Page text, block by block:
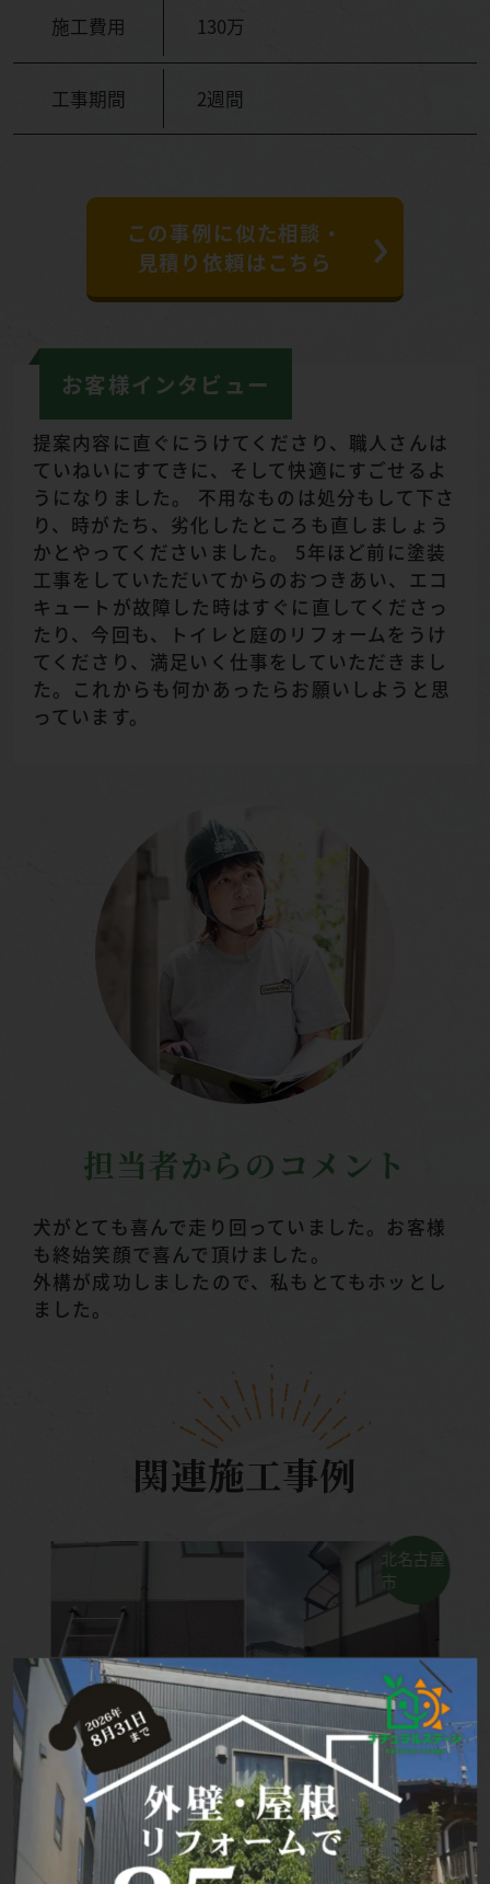
施工費用 130万
工事期間 2週間
この事例に似た相談・
見積り依頼はこちら
お客様インタビュー
提案内容に直ぐにうけてくださり、職人さんは
ていねいにすてきに、そして快適にすごせるよ
うになりました。 不用なものは処分もして下さ
り、時がたち、劣化したところも直しましょう
かとやってくださいました。 5年ほど前に塗装
工事をしていただいてからのおつきあい、エコ
キュートが故障した時はすぐに直してくださっ
たり、今回も、トイレと庭のリフォームをうけ
てくださり、満足いく仕事をしていただきまし
た。これからも何かあったらお願いしようと思
っています。
担当者からのコメント
犬がとても喜んで走り回っていました。お客様
も終始笑顔で喜んで頂けました。
外構が成功しましたので、私もとてもホッとし
ました。
関連施工事例
H様より その他のリフォーム
費用：22万円